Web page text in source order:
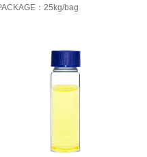
：25kg/bag